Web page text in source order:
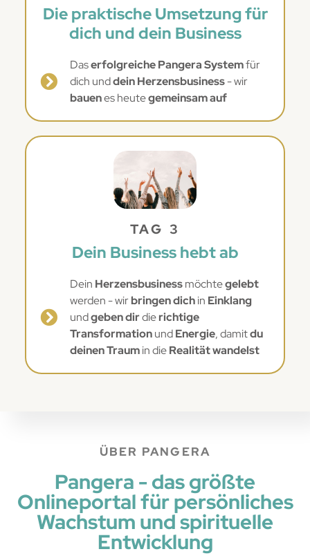
Die praktische Umsetzung für
dich und dein Business
Daserfolgreiche Pangera Systemfür
dich unddein Herzensbusiness- wir
bauenes heutegemeinsam auf
TAG 3
Dein Business hebt ab
Dein Herzensbusinessmöchtegelebt
werden - wirbringen dichin Einklang
undgeben dirdierichtige
TransformationundEnergie, damitdu
deinen Traumin dieRealität wandelst
ÜBER PANGERA
Pangera - das größte
Onlineportal für persönliches
Wachstum und spirituelle
Entwicklung